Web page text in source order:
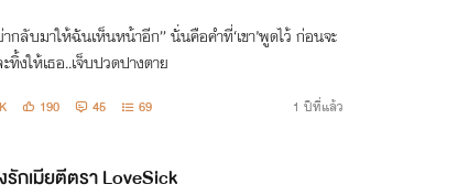
ากลับมาให้ฉันเห็นหน้าอีก” นั่นคือคำที่‘เขา’พูดไว้ ก่อนจะ
ทิ้งให้เธอ..เจ็บปวดปางตาย
190 45 69 1 ปีที่แล้ว
รักเมียตีตรา LoveSick